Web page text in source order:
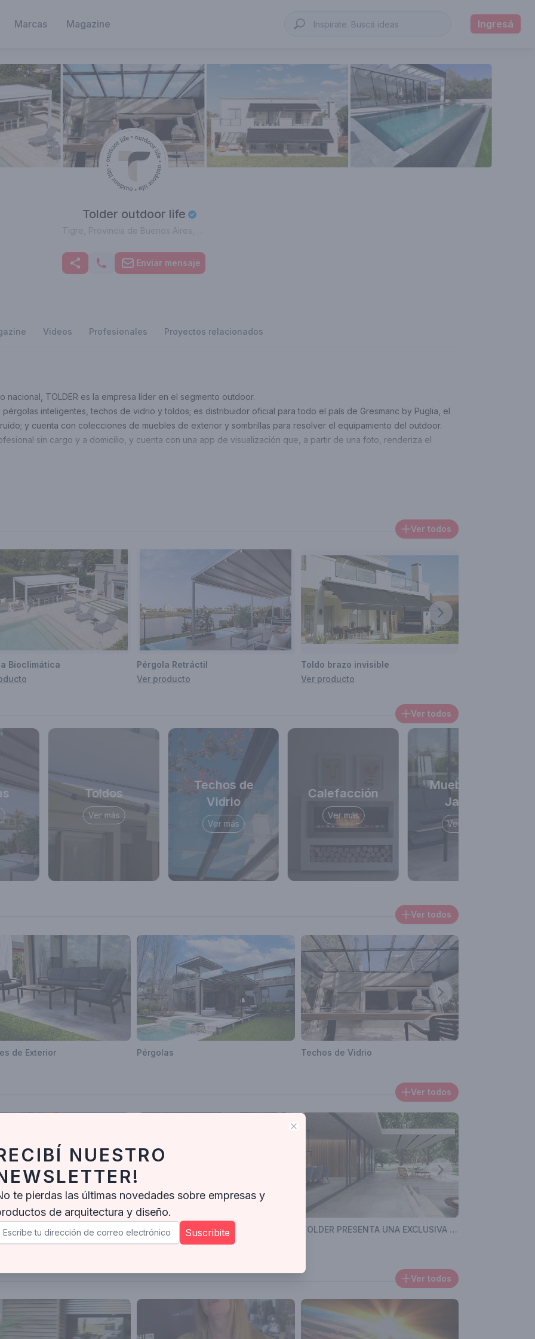
Marcas Magazine Ingresá
Tolder outdoor life
cuenta está verificada, Obtené el tilde azul y
premium. Ver planes
Enviar mensaje
Videos Profesionales Proyectos relacionados
TOLDER es la empresa líder en el segmento outdoor.
inteligentes, techos de vidrio y toldos; es distribuidor oficial para todo el país de Gresmanc by Puglia, el
y cuenta con colecciones de muebles de exterior y sombrillas para resolver el equipamiento del outdoor.
sin cargo y a domicilio, y cuenta con una app de visualización que, a partir de una foto, renderiza el
Ver todos
Bioclimática
Pérgola Retráctil
Ver producto
Toldo brazo invisible
Ver producto
Ver todos
Toldos
Ver más
Techos de
Vidrio
Ver más
Calefacción
Ver más
Muebles de
Jardín
Ver más
Ver todos
de Exterior Pérgolas Techos de Vidrio
Ver todos
Tolder Outdoor Deslumbró en Experiencia Living con Novedades y un Desayuno Exclusivo TOLDER PRESENTA UNA EXCLUSIVA LÍNEA DE REVESTIMIENTOS CON PRESTACIONES ÚNICAS PARA EL OUTDOOR
Ver todos
Close
NUESTRO
te pierdas las últimas novedades sobre empresas y
de arquitectura y diseño.
Suscribite